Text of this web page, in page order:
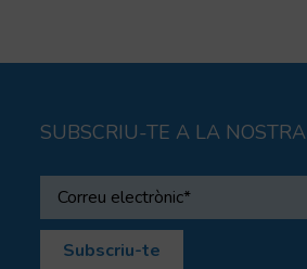
SUBSCRIU-TE A LA NOSTRA